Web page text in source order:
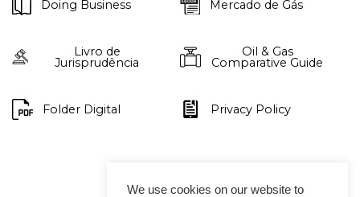
Doing Business Mercado de Gás
Livro de
Jurisprudência
Oil & Gas
Comparative Guide
Folder Digital Privacy Policy
We use cookies on our website to